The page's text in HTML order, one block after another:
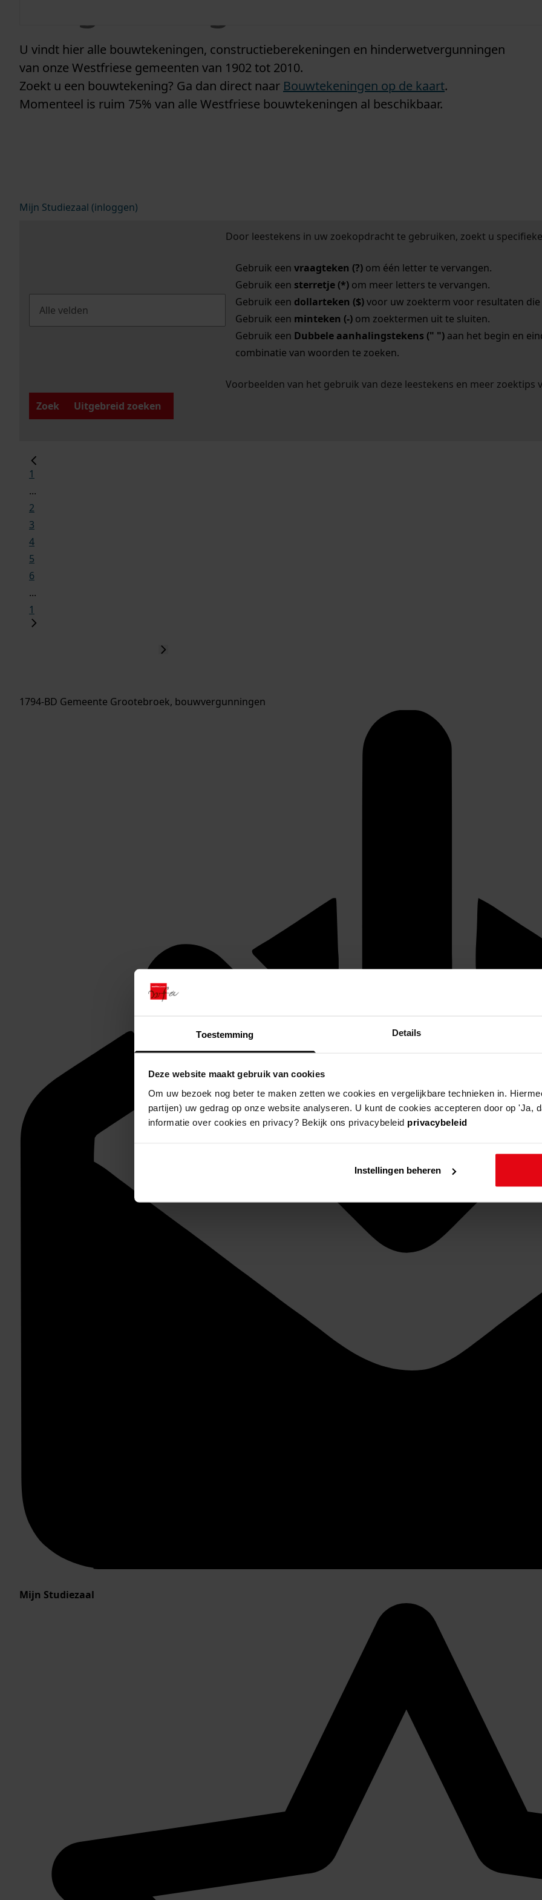
Toestemming Details
Deze website maakt gebruik van cookies
Om uw bezoek nog beter te maken zetten we cookies en vergelijkbare technieken in.
partijen) uw gedrag op onze website analyseren. U kunt de cookies accepteren door op 'Ja,
informatie over cookies en privacy? Bekijk ons privacybeleid privacybeleid
Instellingen beheren
U vindt hier alle bouwtekeningen, constructieberekeningen en hinderwetvergunningen
van onze Westfriese gemeenten van 1902 tot 2010.
Zoekt u een bouwtekening? Ga dan direct naar Bouwtekeningen op de kaart.
Momenteel is ruim 75% van alle Westfriese bouwtekeningen al beschikbaar.
Mijn Studiezaal (inloggen)
Door leestekens in uw zoekopdracht te gebruiken, zoekt u
Gebruik een vraagteken (?)om één letter te vervangen.
Gebruik een sterretje (*)om meer letters te vervangen.
Gebruik een dollarteken ($)voor uw zoekterm voor resultaten die
Gebruik een minteken (-)om zoektermen uit te sluiten.
Gebruik een Dubbele aanhalingstekens (" ")aan het begin en
combinatie van woorden te zoeken.
Voorbeelden van het gebruik van deze leestekens en meer zoektips
Zoek
Uitgebreid zoeken
1
...
2
3
4
5
6
...
1
1794-BD Gemeente Grootebroek, bouwvergunningen
Mijn Studiezaal